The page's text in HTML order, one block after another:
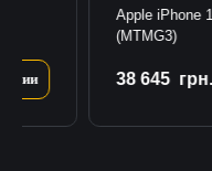
Apple iPhone
(MTMG3)
38 645 грн.